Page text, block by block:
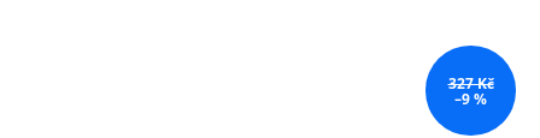
327 Kč
–9 %